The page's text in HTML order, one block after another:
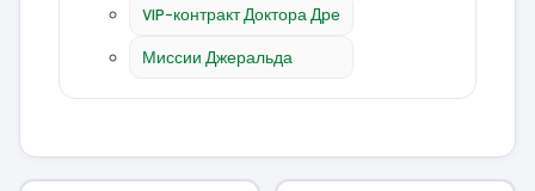
VIP-контракт Доктора Дре
Миссии Джеральда